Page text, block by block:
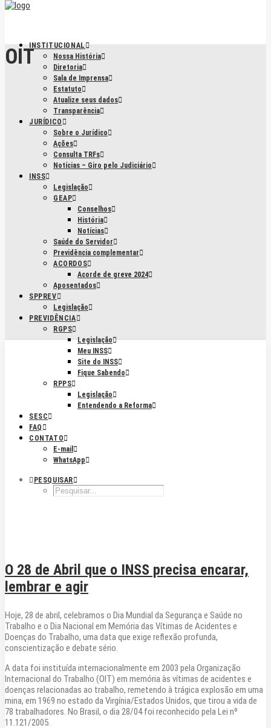
INSTITUCIONAL
Nossa História
Diretoria
Sala de Imprensa
Estatuto
Atualize seus dados
Transparência
JURÍDICO
Sobre o Jurídico
Ações
Consulta TRFs
Notícias – Giro pelo Judiciário
INSS
Legislação
GEAP
Conselhos
História
Notícias
Saúde do Servidor
Previdência complementar
ACORDOS
Acorde de greve 2024
Aposentados
SPPREV
Legislação
PREVIDÊNCIA
RGPS
Legislação
Meu INSS
Site do INSS
Fique Sabendo
RPPS
Legislação
Entendendo a Reforma
SESC
FAQ
CONTATO
E-mail
WhatsApp
PESQUISAR
OIT
O 28 de Abril que o INSS precisa encarar,
lembrar e agir
Hoje, 28 de abril, celebramos o Dia Mundial da Segurança e Saúde no
Trabalho e o Dia Nacional em Memória das Vítimas de Acidentes e
Doenças do Trabalho, uma data que exige reflexão profunda,
conscientização e debate sério.
A data foi instituída internacionalmente em 2003 pela Organização
Internacional do Trabalho (OIT) em memória às vítimas de acidentes e
doenças relacionadas ao trabalho, remetendo à trágica explosão em uma
mina, em 1969 no estado da Virgínia/Estados Unidos, que tirou a vida de
78 trabalhadores. No Brasil, o dia 28/04 foi reconhecido pela Lei nº
11.121/2005.